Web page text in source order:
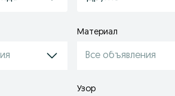
Материал
Все объявления
Узор